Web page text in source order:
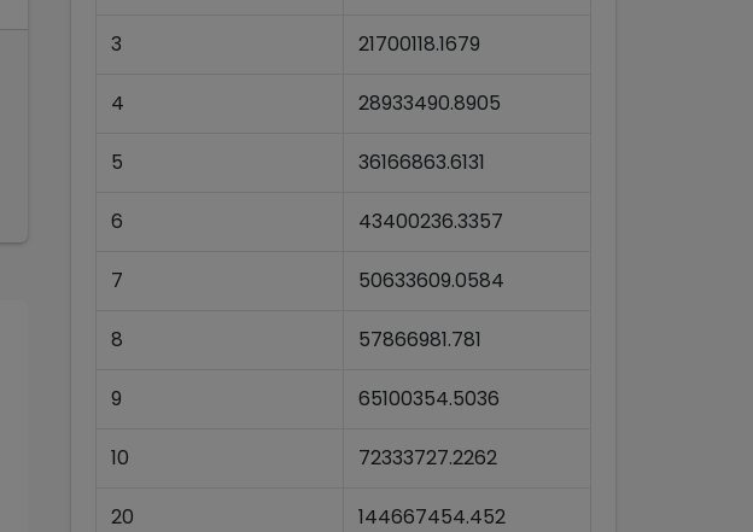
3 21700118.1679
4 28933490.8905
5 36166863.6131
6 43400236.3357
7 50633609.0584
8 57866981.781
9 65100354.5036
10 72333727.2262
20 144667454.452